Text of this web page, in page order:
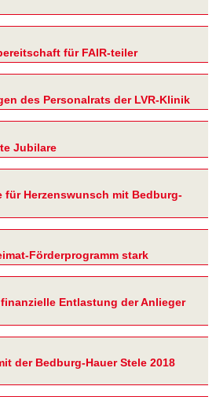
für FAIR-teiler
des Personalrats der LVR-Klinik
Jubilare
für Herzenswunsch mit Bedburg-
Förderprogramm stark
Entlastung der Anlieger
der Bedburg-Hauer Stele 2018